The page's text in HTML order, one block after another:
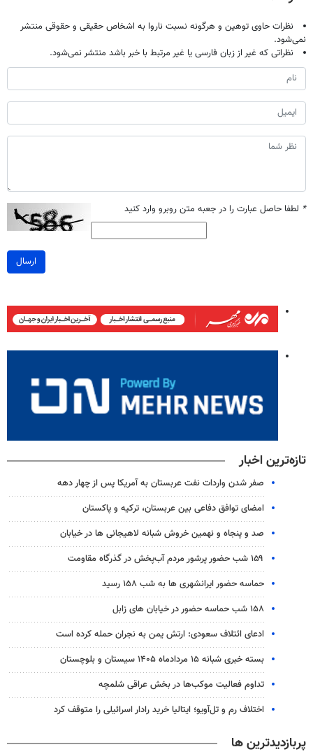
نظرات حاوی توهین و هرگونه نسبت ناروا به اشخاص حقیقی و حقوقی منتشر
نمی‌شود.
نظراتی که غیر از زبان فارسی یا غیر مرتبط با خبر باشد منتشر نمی‌شود.
* لطفا حاصل عبارت را در جعبه متن روبرو وارد کنید
ارسال
تازه‌ترین اخبار
صفر شدن واردات نفت عربستان به آمریکا پس از چهار دهه
امضای توافق دفاعی بین عربستان، ترکیه و پاکستان
صد و پنجاه و نهمین خروش شبانه لاهیجانی ها در خیابان
۱۵۹ شب حضور پرشور مردم آب‌پخش در گذرگاه مقاومت
حماسه حضور ایرانشهری ها به شب ۱۵۸ رسید
۱۵۸ شب حماسه حضور در خیابان های زابل
ادعای ائتلاف سعودی: ارتش یمن به نجران حمله کرده است
بسته خبری شبانه ۱۵ مردادماه ۱۴۰۵ سیستان و بلوچستان
تداوم فعالیت موکب‌ها در بخش عراقی شلمچه
اختلاف رم و تل‌آویو؛ ایتالیا خرید رادار اسرائیلی را متوقف کرد
پربازدیدترین ها